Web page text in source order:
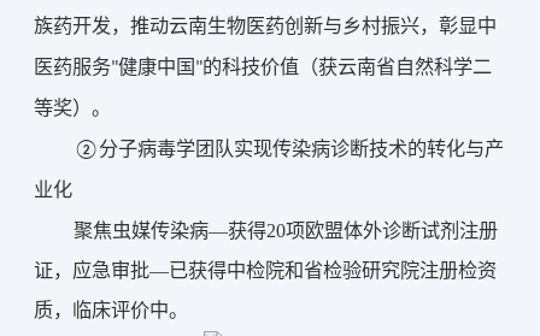
族药开发，推动云南生物医药创新与乡村振兴，彰显中
医药服务"健康中国"的科技价值（获云南省自然科学二
等奖）。
②分子病毒学团队实现传染病诊断技术的转化与产
业化
聚焦虫媒传染病—获得20项欧盟体外诊断试剂注册
证，应急审批—已获得中检院和省检验研究院注册检资
质，临床评价中。